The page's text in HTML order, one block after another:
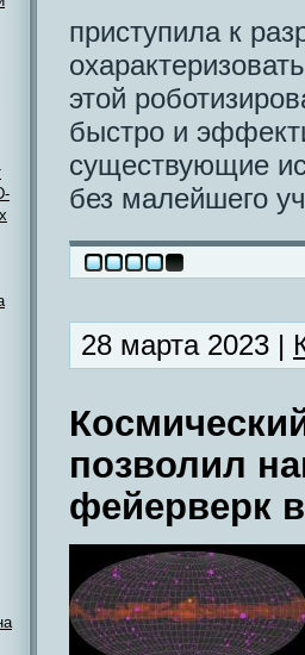
приступила к
этой
быстро и
существующие
без малейшего
28 марта 2023 |
позволил
фейерверк